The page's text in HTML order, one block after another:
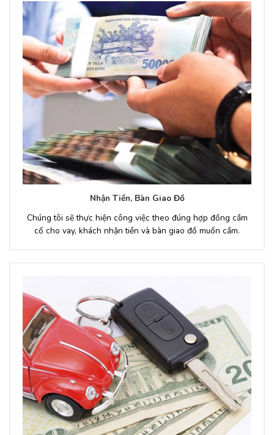
Nhận Tiền, Bàn Giao Đồ
Chúng tôi sẽ thực hiện công việc theo đúng hợp đồng cầm
cố cho vay, khách nhận tiền và bàn giao đồ muốn cầm.